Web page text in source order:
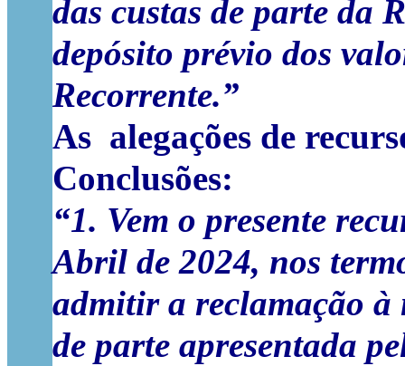
das custas de parte da
depósito prévio dos
Recorrente.”
As alegações de
Conclusões:
“1. Vem o presente
Abril de 2024, nos
admitir a reclamação
de parte apresentada